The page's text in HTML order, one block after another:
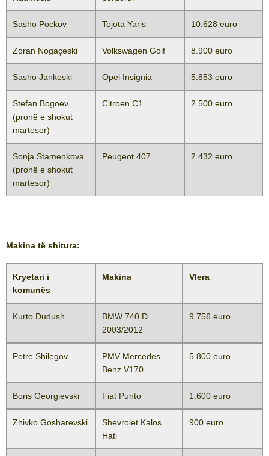
Sasho Pockov Tojota Yaris 10.628 euro
Zoran Nogaçeski Volkswagen Golf 8.900 euro
Sasho Jankoski Opel Insignia 5.853 euro
Stefan Bogoev
(pronë e shokut
martesor)
Citroen C1 2.500 euro
Sonja Stamenkova
(pronë e shokut
martesor)
Peugeot 407 2.432 euro
Makina të shitura:
Kryetari i
komunës
Makina Vlera
Kurto Dudush
BMW 740 D
2003/2012
9.756 euro
Petre Shilegov
PMV Mercedes
Benz V170
5.800 euro
Boris Georgievski Fiat Punto 1.600 euro
Zhivko Gosharevski
Shevrolet Kalos
Hati
900 euro